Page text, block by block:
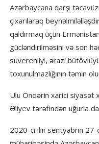
Azərbaycana qarşı
çıxarılaraq
qaldırmaq üçün
gücləndirilməsini və son
suverenliyi, ərazi
toxunulmazlığının təmin
Ulu Öndərin xarici siyasət
Əliyev tərəfindən uğurla
2020-ci ilin sentyabrın 27-